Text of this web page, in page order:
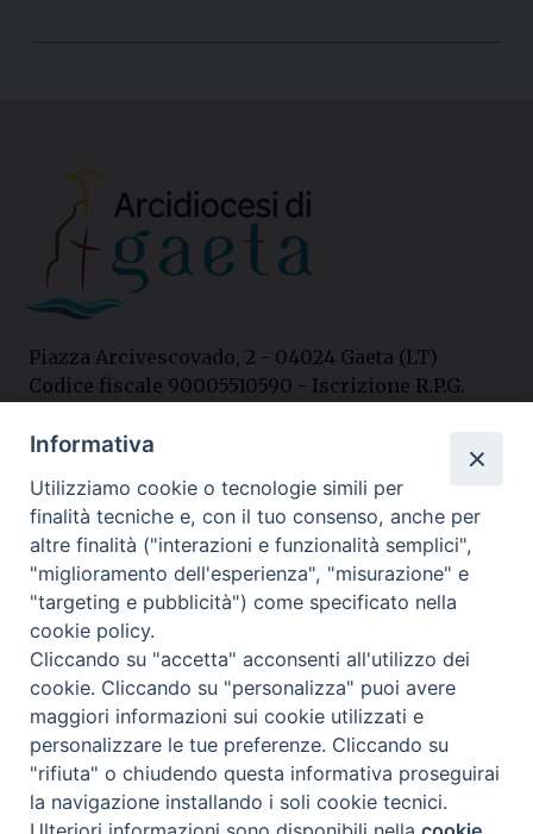
Piazza Arcivescovado, 2 - 04024 Gaeta (LT)
Codice fiscale 90005510590 - Iscrizione R.P.G.
Contatti
Curia
Tel. 0771.740341
Palazzo De Vio
Tel. 0771.464088
I nostri social
Privacy policy---- Arcidiocesi di Gaeta © 2024
Informativa
Utilizziamo cookie o tecnologie simili per
finalità tecniche e, con il tuo consenso, anche per
altre finalità ("interazioni e funzionalità semplici",
"miglioramento dell'esperienza", "misurazione" e
"targeting e pubblicità") come specificato nella
cookie policy.
Cliccando su "accetta" acconsenti all'utilizzo dei
cookie. Cliccando su "personalizza" puoi avere
maggiori informazioni sui cookie utilizzati e
personalizzare le tue preferenze. Cliccando su
"rifiuta" o chiudendo questa informativa proseguirai
la navigazione installando i soli cookie tecnici.